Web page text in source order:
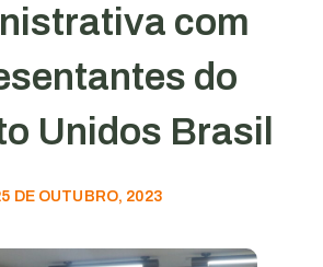
com
do
Unidos Brasil
DE OUTUBRO, 2023